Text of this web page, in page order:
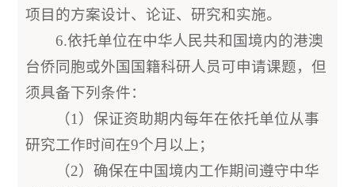
项目的方案设计、论证、研究和实施。
6.依托单位在中华人民共和国境内的港澳
台侨同胞或外国国籍科研人员可申请课题，但
须具备下列条件：
（1）保证资助期内每年在依托单位从事
研究工作时间在9个月以上；
（2）确保在中国境内工作期间遵守中华